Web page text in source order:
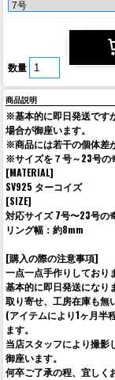
数量
商品説明
※基本的に即日発送です
場合が御座います。
※商品には若干の個体差
※サイズを７号～23号の
[MATERIAL]
SV925 ターコイズ
[SIZE]
対応サイズ 7号〜23号の
リング幅：約8mm
[購入の際の注意事項]
一点一点手作りしており
基本的に即日発送になり
取り寄せ、工房在庫も無
(アイテムにより1ヶ月半
ます。
当店スタッフにより撮影
御座います。
何卒ご了承の程、宜しく